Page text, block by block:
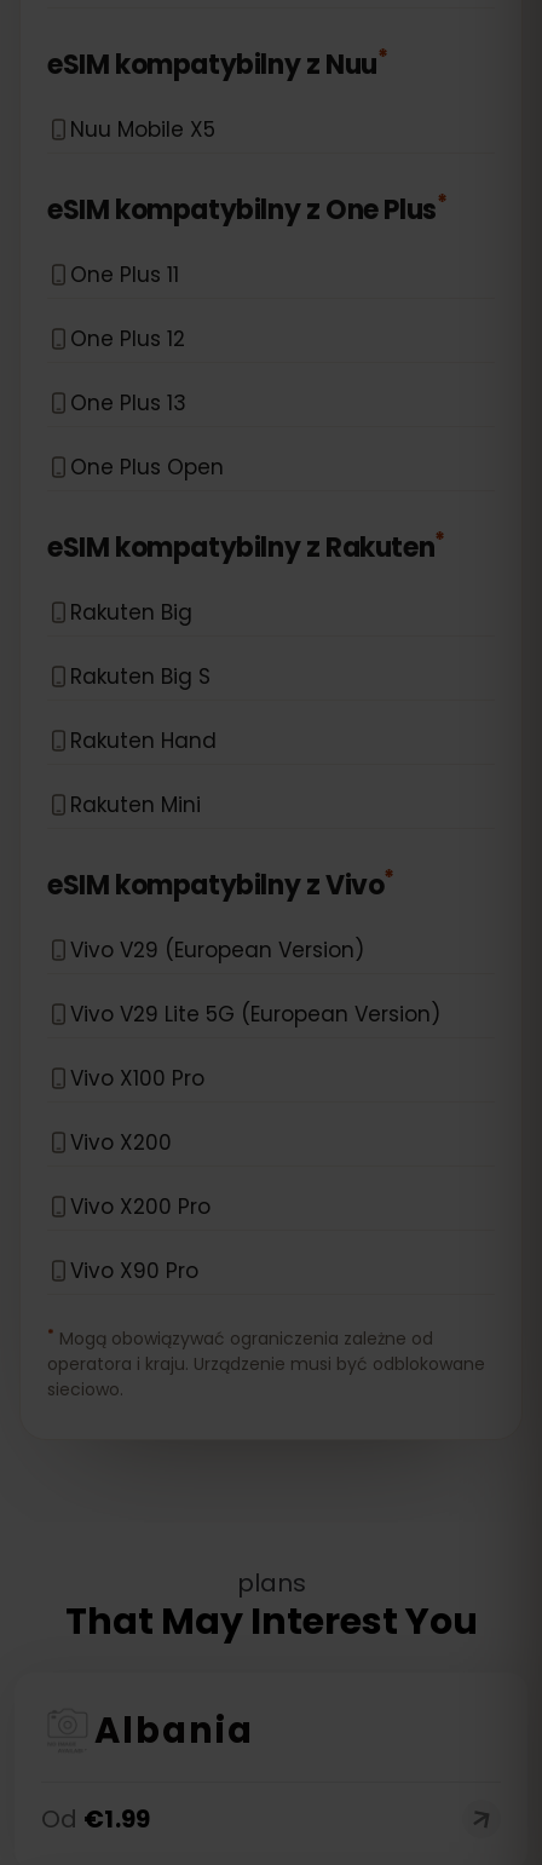
eSIM kompatybilny zNuu*
Nuu Mobile X5
eSIM kompatybilny zOne Plus*
One Plus 11
One Plus 12
One Plus 13
One Plus Open
eSIM kompatybilny zRakuten*
Rakuten Big
Rakuten Big S
Rakuten Hand
Rakuten Mini
eSIM kompatybilny zVivo*
Vivo V29 (European Version)
Vivo V29 Lite 5G (European Version)
Vivo X100 Pro
Vivo X200
Vivo X200 Pro
Vivo X90 Pro
* Mogą obowiązywać ograniczenia zależne od
operatora i kraju. Urządzenie musi być odblokowane
sieciowo.
plans
That May Interest You
Albania
Od €1.99